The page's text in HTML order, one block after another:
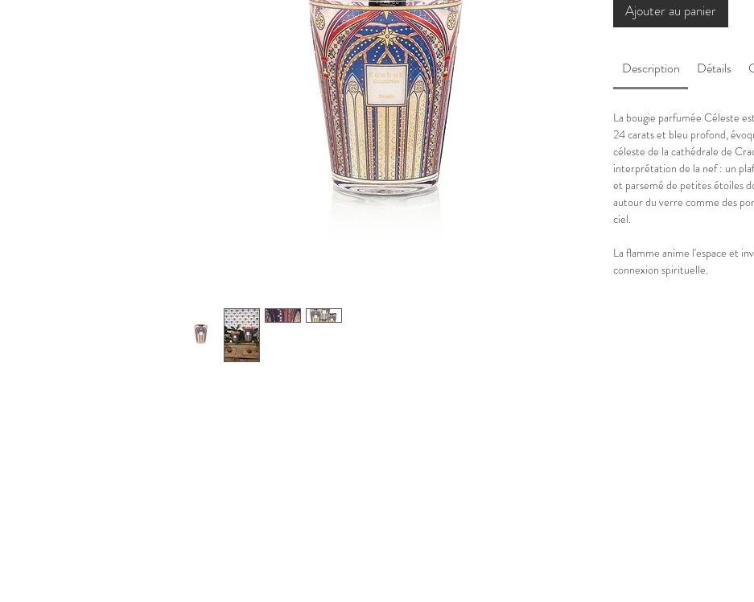
Ajouter au panier
Description Détails
La bougie parfumée Céleste
24 carats et bleu profond,
céleste de la cathédrale de
interprétation de la nef : un
et parsemé de petites étoiles
autour du verre comme des
ciel.
La flamme anime l'espace et
connexion spirituelle.